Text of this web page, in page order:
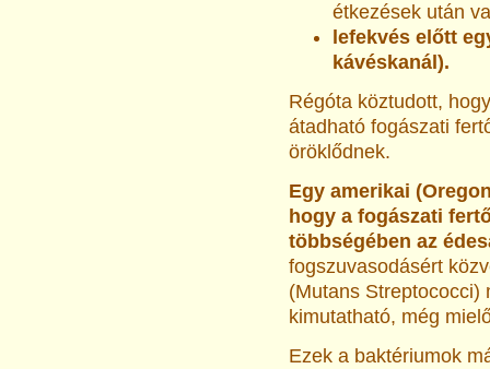
étkezések után
lefekvés előtt
kávéskanál).
Régóta köztudott,
átadható fogászati
öröklődnek.
Egy amerikai
hogy a fogászati
többségében az
fogszuvasodásért
(Mutans Streptococci)
kimutatható, még
Ezek a baktériumok